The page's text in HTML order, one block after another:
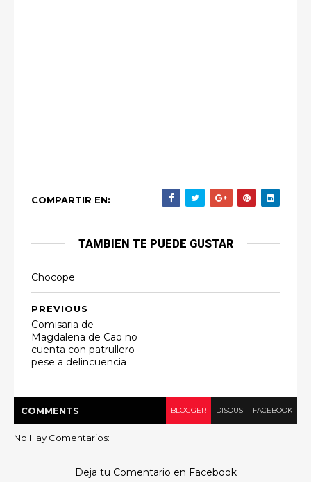
COMPARTIR EN:
TAMBIEN TE PUEDE GUSTAR
Chocope
PREVIOUS
Comisaria de
Magdalena de Cao no
cuenta con patrullero
pese a delincuencia
COMMENTS BLOGGER DISQUS FACEBOOK
No Hay Comentarios:
Deja tu Comentario en Facebook